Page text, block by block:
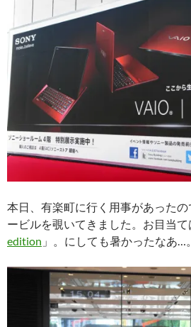
本日、有楽町に行く用事があった
ービルを覗いてきました。お目当
edition 」。にしても暑かったなあ…。